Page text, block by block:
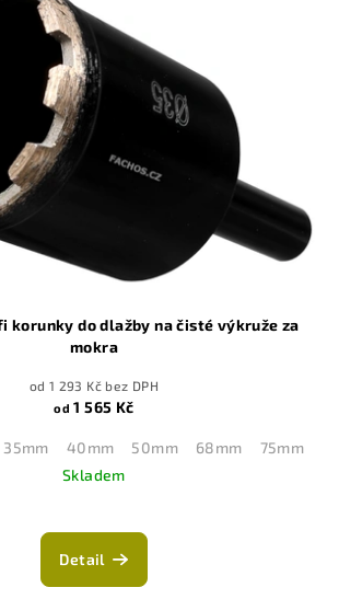
korunky do dlažby na čisté výkruže za
mokra
od 1 293 Kč bez DPH
od 1 565 Kč
35mm 40mm 50mm 68mm 75mm
Skladem
Detail